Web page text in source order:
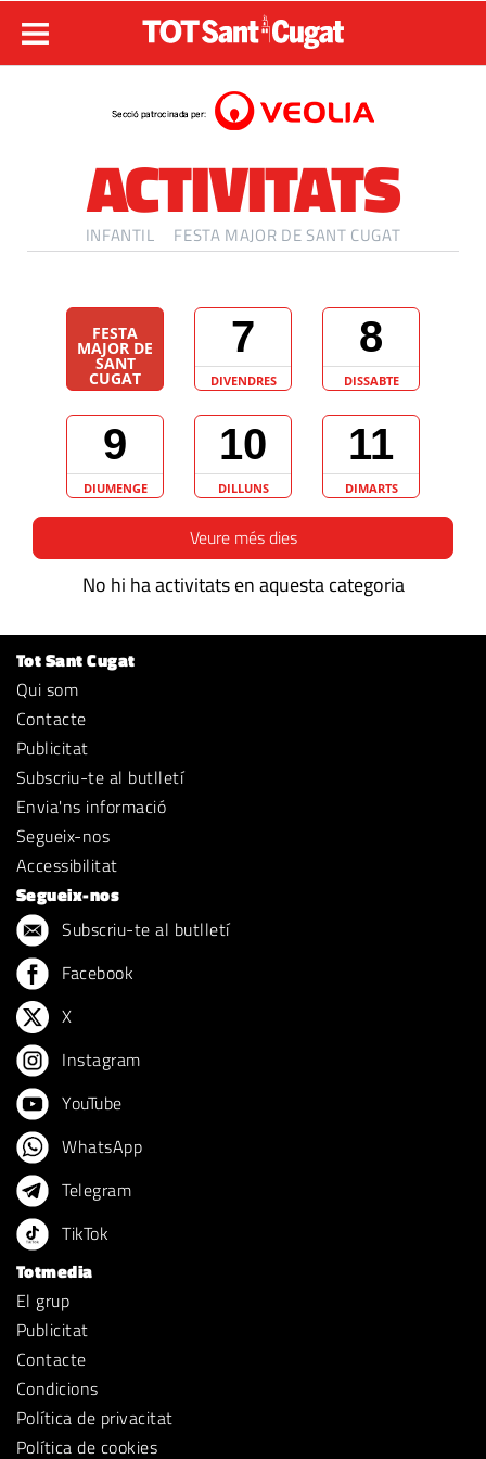
ACTIVITATS
INFANTIL FESTA MAJOR DE SANT CUGAT
FESTA
MAJOR DE
SANT
CUGAT
7
DIVENDRES
8
DISSABTE
9
DIUMENGE
10
DILLUNS
11
DIMARTS
Veure més dies
No hi ha activitats en aquesta categoria
Tot Sant Cugat
Qui som
Contacte
Publicitat
Subscriu-te al butlletí
Envia'ns informació
Segueix-nos
Accessibilitat
Segueix-nos
Subscriu-te al butlletí
Facebook
X
Instagram
YouTube
WhatsApp
Telegram
TikTok
Totmedia
El grup
Publicitat
Contacte
Condicions
Política de privacitat
Política de cookies